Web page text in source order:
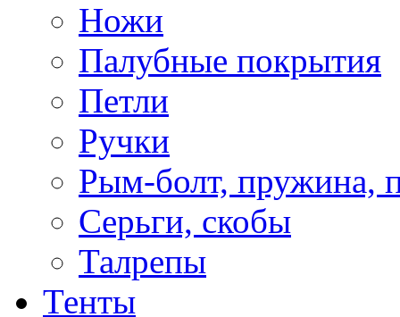
Ножи
Палубные покрытия
Петли
Ручки
Рым-болт, пружина,
Серьги, скобы
Талрепы
Тенты